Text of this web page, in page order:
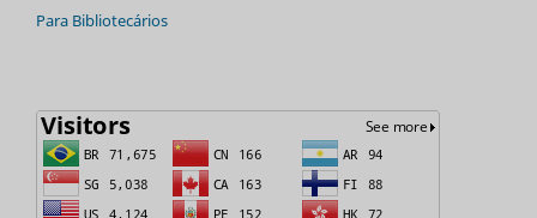
Para Bibliotecários